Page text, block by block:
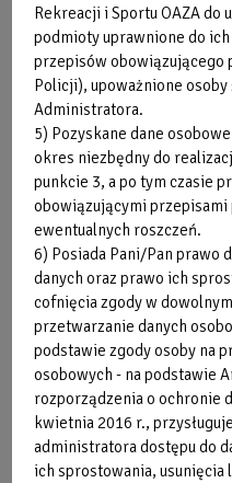
Rekreacji i Sportu OAZA do
podmioty uprawnione do
przepisów obowiązującego
Policji), upoważnione osoby
Administratora.
5) Pozyskane dane
okres niezbędny do
punkcie 3, a po tym czasie
obowiązującymi
ewentualnych roszczeń.
6) Posiada Pani/Pan prawo
danych oraz prawo ich
cofnięcia zgody w
przetwarzanie danych
podstawie zgody osoby na
osobowych - na podstawie
rozporządzenia o ochronie
kwietnia 2016 r.,
administratora dostępu do
ich sprostowania, usunięcia